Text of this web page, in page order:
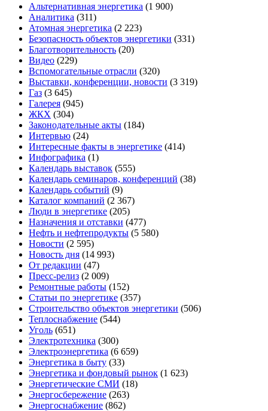
Альтернативная энергетика (1 900)
Аналитика (311)
Атомная энергетика (2 223)
Безопасность объектов энергетики (331)
Благотворительность (20)
Видео (229)
Вспомогательные отрасли (320)
Выставки, конференции, новости (3 319)
Газ (3 645)
Галерея (945)
ЖКХ (304)
Законодательные акты (184)
Интервью (24)
Интересные факты в энергетике (414)
Инфографика (1)
Календарь выставок (555)
Календарь семинаров, конференций (38)
Календарь событий (9)
Каталог компаний (2 367)
Люди в энергетике (205)
Назначения и отставки (477)
Нефть и нефтепродукты (5 580)
Новости (2 595)
Новость дня (14 993)
От редакции (47)
Пресс-релиз (2 009)
Ремонтные работы (152)
Статьи по энергетике (357)
Строительство объектов энергетики (506)
Теплоснабжение (544)
Уголь (651)
Электротехника (300)
Электроэнергетика (6 659)
Энергетика в быту (33)
Энергетика и фондовый рынок (1 623)
Энергетические СМИ (18)
Энергосбережение (263)
Энергоснабжение (862)